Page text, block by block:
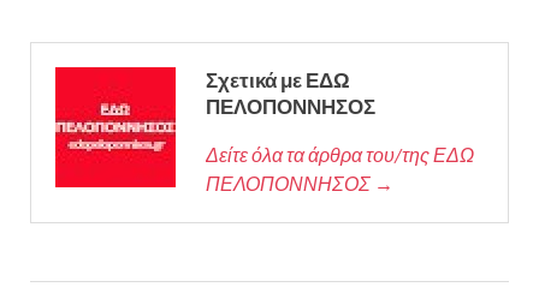
Σχετικά με ΕΔΩ
ΠΕΛΟΠΟΝΝΗΣΟΣ
Δείτε όλα τα άρθρα του/της ΕΔΩ
ΠΕΛΟΠΟΝΝΗΣΟΣ →